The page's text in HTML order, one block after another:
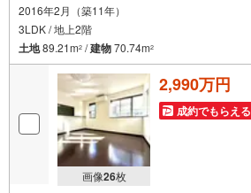
2016年2月（築11年）
3LDK / 地上2階
土地89.21m2 /建物70.74m2
画像26枚
2,990万円
成約でもらえる